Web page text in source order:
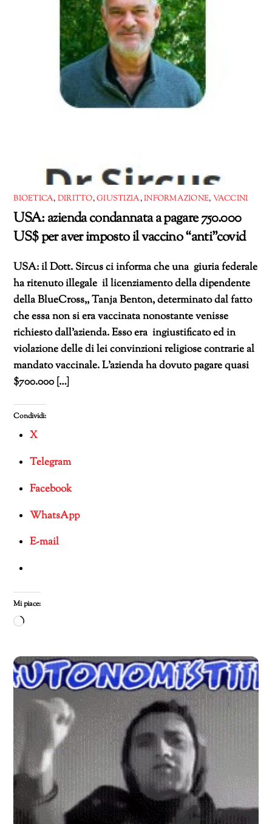
BIOETICA, DIRITTO,GIUSTIZIA,INFORMAZIONE, VACCINI
USA: azienda condannata a pagare 750.000
US$ per aver imposto il vaccino “anti”covid
USA: il Dott. Sircus ci informa che una giuria federale
ha ritenuto illegale il licenziamento della dipendente
della BlueCross,, Tanja Benton, determinato dal fatto
che essa non si era vaccinata nonostante venisse
richiesto dall’azienda. Esso era ingiustificato ed in
violazione delle di lei convinzioni religiose contrarie al
mandato vaccinale. L’azienda ha dovuto pagare quasi
$700.000 […]
Condividi:
X
Telegram
Facebook
WhatsApp
E-mail
Mi piace:
Caricamento
corso…